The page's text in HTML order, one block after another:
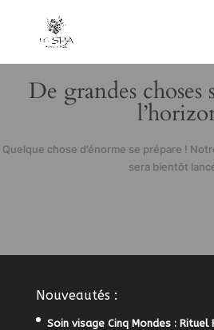
De grandes
Quelque chose d’énorme se prépare !
sera bientôt
Nouveautés :
Soin visage Cinq Mondes : Rituel